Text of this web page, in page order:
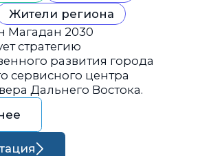
Жители региона
Магадан 2030
стратегию
развития города
сервисного центра
Дальнего Востока.